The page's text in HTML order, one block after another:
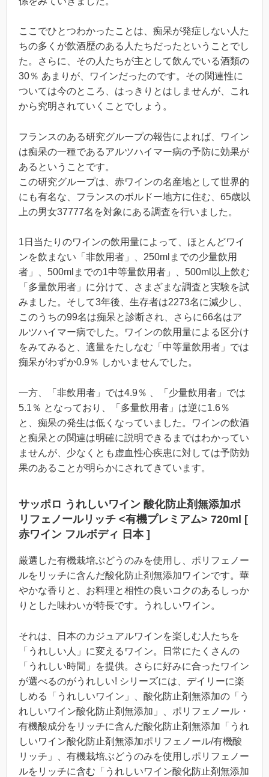
ここでひとつわかったことは、痴呆が発症しない人た
ちの多くが飲酒歴のある人たちだったということでし
た。さらに、その人たちが主として飲んでいる酒類の
30％ あまりが、ワインだったのです。その関連性に
ついては今のところ、はっきりとはしませんが、これ
から究明されていくことでしょう。
フランスのある研究グループの報告によれば、ワイン
は痴呆の一種であるアルツハイマー病の予防に効果が
あるということです。
この研究グループは、赤ワインの名産地として世界的
にも有名な、フランスのボルドー地方に住む、65歳以
上の男女37777名を対象にある調査を行いました。
1日当たりのワインの飲用量によって、ほとんどワイ
ンを飲まない「非飲用者」、250mlまでの少量飲用
者」、500mlまでの1中等量飲用者」、500ml以上飲む
「多量飲用者」に分けて、さまざまな調査と実験を試
みました。そして3年後、生存者は2273名に減少し、
このうちの99名は痴呆と診断され、さらに66名はア
ルツハイマー病でした。ワインの飲用量による区分け
をみてみると、適量をたしなむ「中等量飲用者」では
痴呆がわずか0.9％ しかいませんでした。
一方、「非飲用者」では4.9％ 、「少量飲用者」では
5.1％ となっており、「多量飲用者」は逆に1.6％
と、痴呆の発生は低くなっていました。ワインの飲酒
と痴呆との関連は明確に説明できるまではわかってい
ませんが、少なくとも虚血性心疾患に対しては予防効
果のあることが明らかにされてきています。
サッポロ うれしいワイン 酸化防止剤無添加ポ
リフェノールリッチ <有機プレミアム> 720ml [
赤ワイン フルボディ 日本 ]
厳選した有機栽培ぶどうのみを使用し、ポリフェノー
ルをリッチに含んだ酸化防止剤無添加ワインです。華
やかな香りと、お料理と相性の良いコクのあるしっか
りとした味わいが特長です。うれしいワイン。
それは、日本のカジュアルワインを楽しむ人たちを
「うれしい人」に変えるワイン。日常にたくさんの
「うれしい時間」を提供。さらに好みに合ったワイン
が選べるのがうれしい! シリーズには、デイリーに楽
しめる「うれしいワイン」、酸化防止剤無添加の「う
れしいワイン酸化防止剤無添加」、ポリフェノール・
有機酸成分をリッチに含んだ酸化防止剤無添加「うれ
しいワイン酸化防止剤無添加ポリフェノール/有機酸
リッチ」、有機栽培ぶどうのみを使用しポリフェノー
ルをリッチに含む「うれしいワイン酸化防止剤無添加